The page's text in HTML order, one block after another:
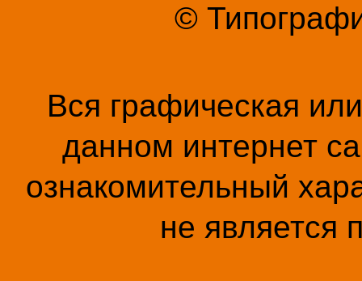
©
Вся графическая
данном интернет
ознакомительный
не является